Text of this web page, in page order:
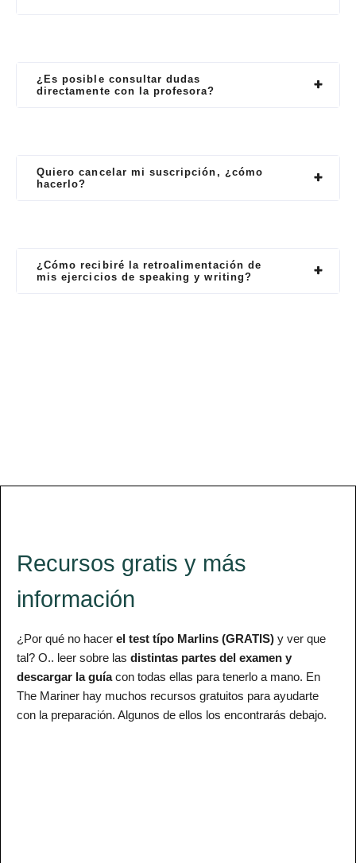
¿Es posible consultar dudas
directamente con la profesora?
Quiero cancelar mi suscripción, ¿cómo
hacerlo?
¿Cómo recibiré la retroalimentación de
mis ejercicios de speaking y writing?
Recursos gratis y más
información
¿Por qué no hacer el test típo Marlins (GRATIS) y ver que
tal? O.. leer sobre las distintas partes del examen y
descargar la guíacon todas ellas para tenerlo a mano. En
The Mariner hay muchos recursos gratuitos para ayudarte
con la preparación. Algunos de ellos los encontrarás debajo.